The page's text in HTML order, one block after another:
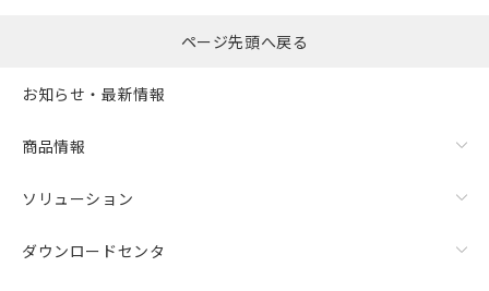
ページ先頭へ戻る
お知らせ・最新情報
商品情報
ソリューション
ダウンロードセンタ